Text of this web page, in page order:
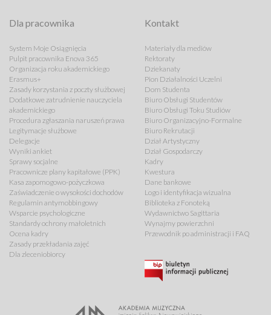
Dla pracownika
System Moje Osiągnięcia
Pulpit pracownika Enova 365
Organizacja roku akademickiego
Erasmus+
Zasady korzystania z poczty służbowej
Dodatkowe zatrudnienie nauczyciela
akademickiego
Procedura zgłaszania naruszeń prawa
Legitymacje służbowe
Delegacje
Wyniki ankiet
Sprawy socjalne
Pracownicze plany kapitałowe (PPK)
Kasa zapomogowo-pożyczkowa
Zaświadczenie o wysokości dochodów
Regulamin antymobbingowy
Wsparcie psychologiczne
Standardy ochrony małoletnich
Ocena kadry
Zasady przekładania zajęć
Dla zleceniobiorcy
Kontakt
Materiały dla mediów
Rektoraty
Dziekanaty
Pion Działalności Uczelni
Dom Studenta
Biuro Obsługi Studentów
Biuro Obsługi Toku Studiów
Biuro Organizacyjno-Formalne
Biuro Rekrutacji
Dział Artystyczny
Dział Gospodarczy
Kadry
Kwestura
Dane bankowe
Logo i identyfikacja wizualna
Biblioteka z Fonoteką
Wydawnictwo Sagittaria
Wynajmy powierzchni
Przewodnik po administracji i FAQ